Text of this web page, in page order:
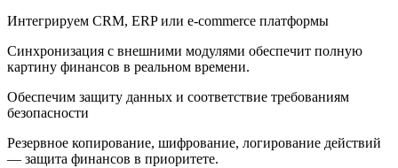
Интегрируем CRM, ERP или e-commerce платформы
Синхронизация с внешними модулями обеспечит полную
картину финансов в реальном времени.
Обеспечим защиту данных и соответствие требованиям
безопасности
Резервное копирование, шифрование, логирование действий
— защита финансов в приоритете.